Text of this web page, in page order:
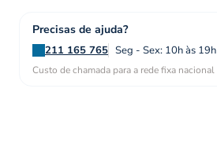
Precisas de ajuda?
211 165 765 Seg - Sex: 10h às 19h
Custo de chamada para a rede fixa nacional